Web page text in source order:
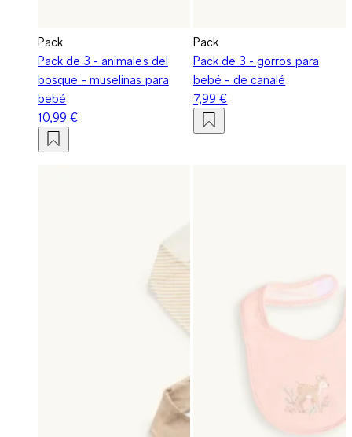
Pack
Pack de 3 - animales del
bosque - muselinas para
bebé
10,99 €
Pack
Pack de 3 - gorros para
bebé - de canalé
7,99 €